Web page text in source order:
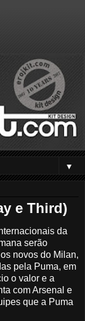
▼
e Third)
da
serão
novos do Milan,
pela Puma, em
o valor e a
com Arsenal e
que a Puma